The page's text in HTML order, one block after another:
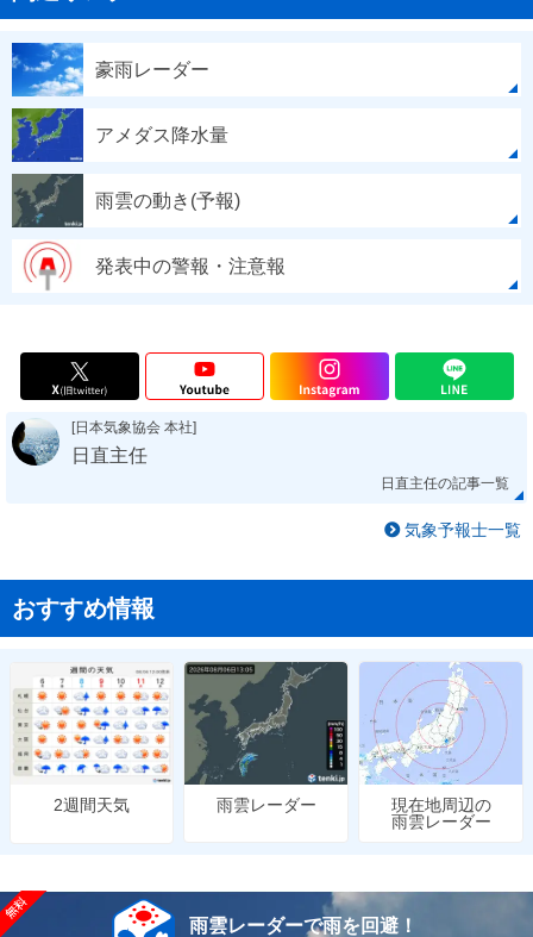
豪雨レーダー
アメダス降水量
雨雲の動き(予報)
発表中の警報・注意報
[日本気象協会 本社]
日直主任
日直主任の記事一覧
気象予報士一覧
おすすめ情報
2週間天気 雨雲レーダー
現在地周辺の
雨雲レーダー
雨雲レーダーで雨を回避！